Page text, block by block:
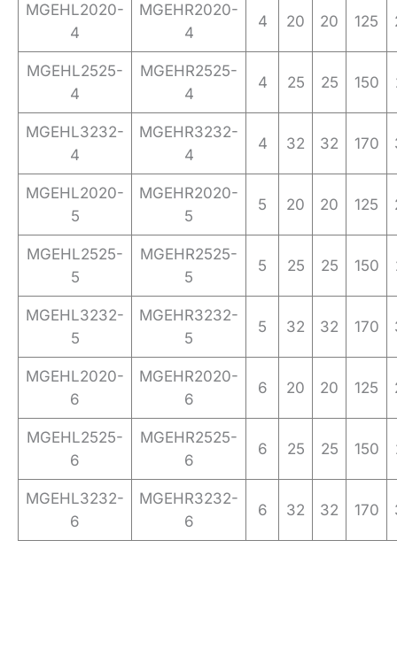
MGEHL2020-
4
MGEHR2020-
4
4 20 20 125
MGEHL2525-
4
MGEHR2525-
4
4 25 25 150
MGEHL3232-
4
MGEHR3232-
4
4 32 32 170
MGEHL2020-
5
MGEHR2020-
5
5 20 20 125
MGEHL2525-
5
MGEHR2525-
5
5 25 25 150
MGEHL3232-
5
MGEHR3232-
5
5 32 32 170
MGEHL2020-
6
MGEHR2020-
6
6 20 20 125
MGEHL2525-
6
MGEHR2525-
6
6 25 25 150
MGEHL3232-
6
MGEHR3232-
6
6 32 32 170